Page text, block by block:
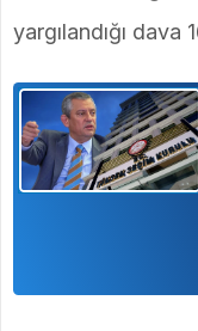
yargılandığı dava